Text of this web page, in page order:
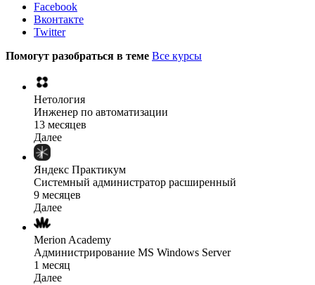
Facebook
Вконтакте
Twitter
Помогут разобраться в теме Все курсы
Нетология
Инженер по автоматизации
13 месяцев
Далее
Яндекс Практикум
Системный администратор расширенный
9 месяцев
Далее
Merion Academy
Администрирование MS Windows Server
1 месяц
Далее